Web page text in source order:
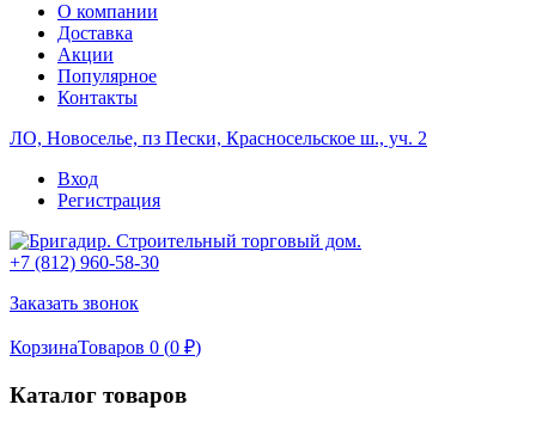
О компании
Доставка
Акции
Популярное
Контакты
ЛО, Новоселье, пз Пески, Красносельское ш., уч. 2
Вход
Регистрация
+7 (812) 960-58-30
Заказать звонок
КорзинаТоваров 0 (0 ₽)
Каталог товаров